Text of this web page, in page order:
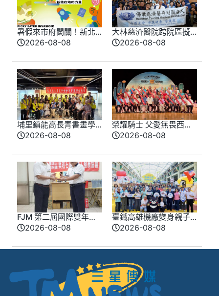
暑假來市府闖關！新北
味覺星球8/13登場 8/10
2026-08-08
大林慈濟醫院跨院區擬
真情境競賽登場 模擬
2026-08-08
埔里鎮能高長青書畫學
會會員聯合展 匯聚各界
2026-08-08
榮耀騎士 父愛無畏西部
牛仔風歡慶父親節 模
2026-08-08
FJM 第二屆國際雙年會
9 月台南登場 同步啟動
2026-08-08
臺鐵高雄機廠變身親子
樂園 陳其邁：讓歷史
2026-08-08